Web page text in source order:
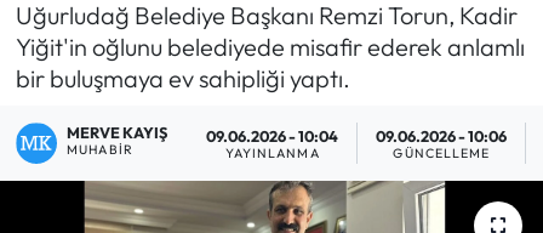
Uğurludağ Belediye Başkanı Remzi Torun, Kadir
Yiğit'in oğlunu belediyede misafir ederek anlamlı
bir buluşmaya ev sahipliği yaptı.
MERVE KAYIŞ
MUHABIR
09.06.2026 - 10:04
YAYINLANMA
09.06.2026 - 10:06
GÜNCELLEME
Boğazkale Haberleri
Çorum Haberleri
Çorum Son Dakika Haberleri
Dodurga Haberleri
TFF 1.Lig Puan Durumu ve Fikstür
Tüm Manşetler
Son Dakika Haberleri
Haber Arşivi